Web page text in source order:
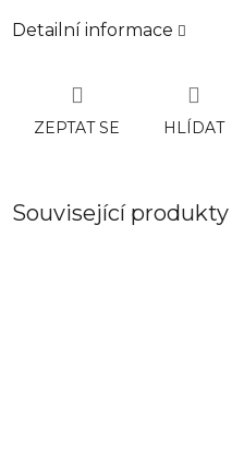
Detailní informace
ZEPTAT SE HLÍDAT
Související produkty